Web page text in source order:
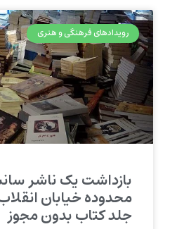
رویدادهای فرهنگی و هنری
بازداشت یک ناشر
جلد کتاب بدون مجوز